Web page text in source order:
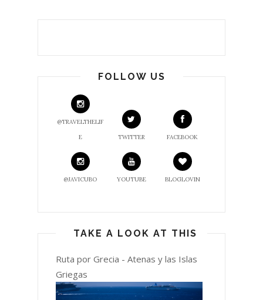
FOLLOW US
@TRAVELTHELIF
E
TWITTER FACEBOOK
@JAVICUBO YOUTUBE BLOGLOVIN
TAKE A LOOK AT THIS
Ruta por Grecia - Atenas y las Islas
Griegas